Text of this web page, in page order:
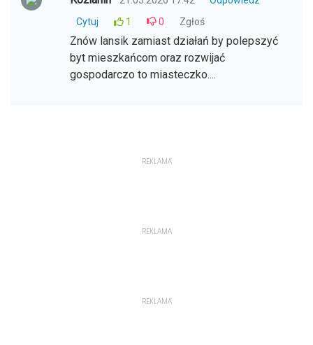
Cytuj
1 0 Zgłoś
Znów lansik zamiast działań by polepszyć
byt mieszkańcom oraz rozwijać
gospodarczo to miasteczko....
REKLAMA
REKLAMA
REKLAMA